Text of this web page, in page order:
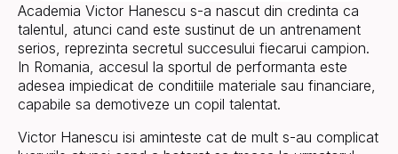
Academia Victor Hanescu s-a nascut din credinta ca
talentul, atunci cand este sustinut de un antrenament
serios, reprezinta secretul succesului fiecarui campion.
In Romania, accesul la sportul de performanta este
adesea impiedicat de conditiile materiale sau financiare,
capabile sa demotiveze un copil talentat.
Victor Hanescu isi aminteste cat de mult s-au complicat